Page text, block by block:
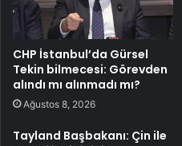
CHP İstanbul’da Gürsel
Tekin bilmecesi: Görevden
alındı mı alınmadı mı?
Ağustos 8, 2026
Tayland Başbakanı: Çin ile